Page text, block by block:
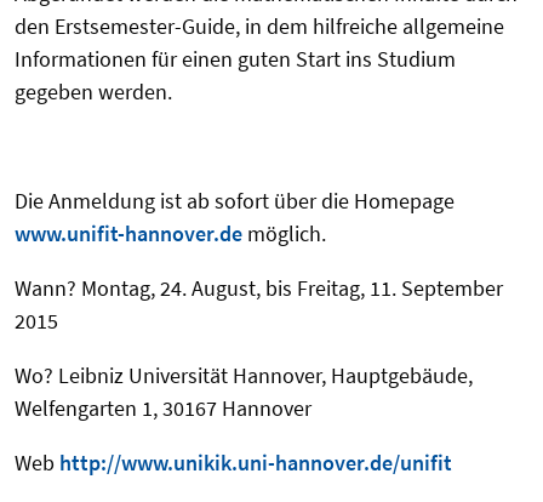
den Erstsemester-Guide, in dem hilfreiche allgemeine
Informationen für einen guten Start ins Studium
gegeben werden.
Die Anmeldung ist ab sofort über die Homepage
www.unifit-hannover.de möglich.
Wann? Montag, 24. August, bis Freitag, 11. September
2015
Wo? Leibniz Universität Hannover, Hauptgebäude,
Welfengarten 1, 30167 Hannover
Web http://www.unikik.uni-hannover.de/unifit